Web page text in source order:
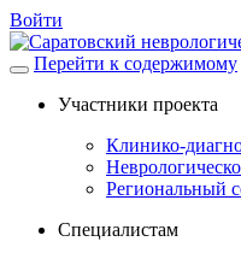
Войти
Перейти к содержимому
Участники проекта
Клинико-
Региональный
Специалистам